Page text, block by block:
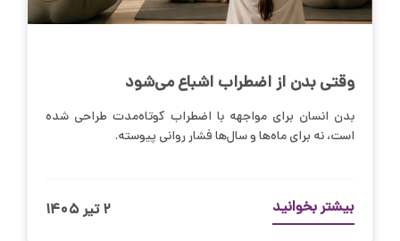
وقتی بدن از اضطراب اشباع می‌شود
بدن انسان برای مواجهه با اضطراب کوتاه‌مدت طراحی شده
است، نه برای ماه‌ها و سال‌ها فشار روانی پیوسته.
بیشتر بخوانید ۲ تیر ۱۴۰۵